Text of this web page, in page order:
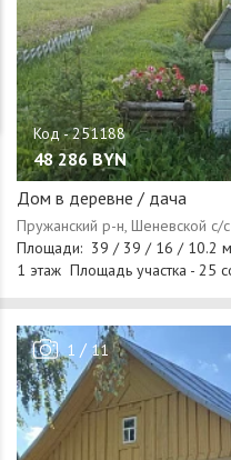
48 286 BYN
Дом в деревне / дача
1 / 11